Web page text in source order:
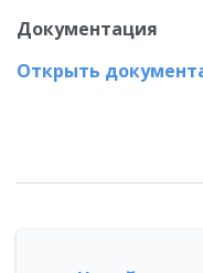
Документация
Открыть